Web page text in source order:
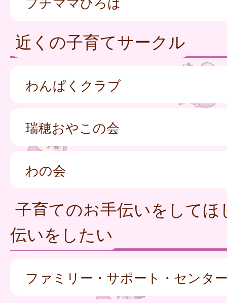
近くの子育てサークル
わんぱくクラブ
瑞穂おやこの会
わの会
子育てのお手伝いをしてほ
伝いをしたい
ファミリー・サポート・センタ